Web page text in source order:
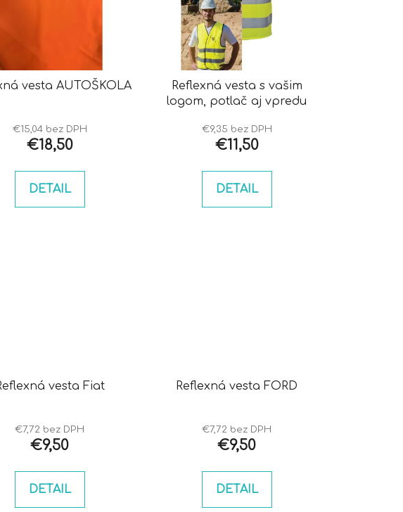
u
vesta AUTOŠKOLA
€15,04 bez DPH
€18,50
DETAIL
Reflexná vesta s vašim
logom, potlač aj vpredu
€9,35 bez DPH
€11,50
DETAIL
vesta Fiat
€7,72 bez DPH
€9,50
DETAIL
Reflexná vesta FORD
€7,72 bez DPH
€9,50
DETAIL